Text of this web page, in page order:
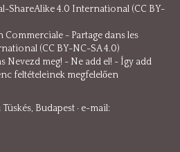
4.0 International (CC BY-
- Partage dans les
(CC BY-NC-SA 4.0)
Nevezd meg! - Ne add el! - Így add
feltételeinek megfelelően
Budapest · e-mail: